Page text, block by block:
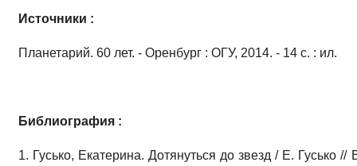
Источники :
Планетарий. 60 лет. - Оренбург : ОГУ, 2014. - 14 с. : ил.
Библиография :
1. Гусько, Екатерина. Дотянуться до звезд / Е. Гусько